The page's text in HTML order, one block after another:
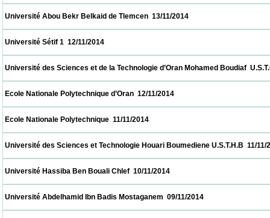
Université Abou Bekr Belkaid de Tlemcen  13/11/2014
Université Sétif 1  12/11/2014
Université des Sciences et de la Technologie d’Oran Mohamed
Ecole Nationale Polytechnique d’Oran  12/11/2014
Ecole Nationale Polytechnique  11/11/2014
Université des Sciences et Technologie Houari Boumediene
Université Hassiba Ben Bouali Chlef  10/11/2014
Université Abdelhamid Ibn Badis Mostaganem  09/11/2014